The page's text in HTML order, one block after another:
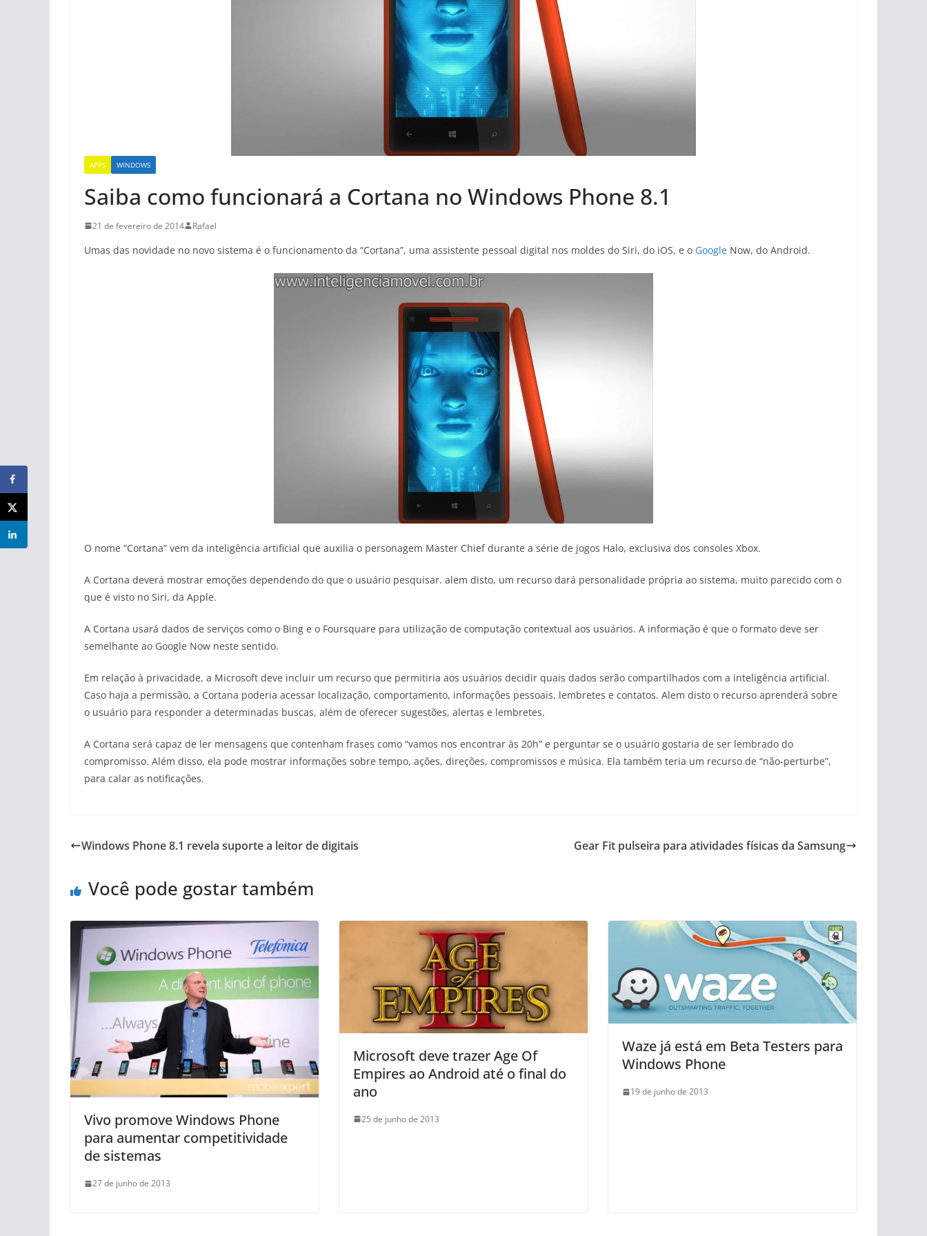
APPS WINDOWS
Saiba como funcionará a Cortana no Windows Phone 8.1
21 de fevereiro de 2014 Rafael
Umas das novidade no novo sistema é o funcionamento da “Cortana”, uma assistente pessoal digital nos moldes do Siri, do iOS, e o Google Now, do Android.
O nome “Cortana” vem da inteligência artificial que auxilia o personagem Master Chief durante a série de jogos Halo, exclusiva dos consoles Xbox.
A Cortana deverá mostrar emoções dependendo do que o usuário pesquisar. alem disto, um recurso dará personalidade própria ao sistema, muito parecido com o
que é visto no Siri, da Apple.
A Cortana usará dados de serviços como o Bing e o Foursquare para utilização de computação contextual aos usuários. A informação é que o formato deve ser
semelhante ao Google Now neste sentido.
Em relação à privacidade, a Microsoft deve incluir um recurso que permitiria aos usuários decidir quais dados serão compartilhados com a inteligência artificial.
Caso haja a permissão, a Cortana poderia acessar localização, comportamento, informações pessoais, lembretes e contatos. Alem disto o recurso aprenderá sobre
o usuário para responder a determinadas buscas, além de oferecer sugestões, alertas e lembretes.
A Cortana será capaz de ler mensagens que contenham frases como “vamos nos encontrar às 20h” e perguntar se o usuário gostaria de ser lembrado do
compromisso. Além disso, ela pode mostrar informações sobre tempo, ações, direções, compromissos e música. Ela também teria um recurso de “não-perturbe”,
para calar as notificações.
Windows Phone 8.1 revela suporte a leitor de digitais Gear Fit pulseira para atividades físicas da Samsung
Você pode gostar também
Vivo promove Windows Phone
para aumentar competitividade
de sistemas
27 de junho de 2013
Microsoft deve trazer Age Of
Empires ao Android até o final do
ano
25 de junho de 2013
Waze já está em Beta Testers para
Windows Phone
19 de junho de 2013